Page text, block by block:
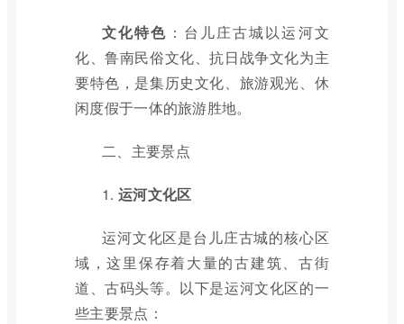
文化特色 ：台儿庄古城以运河文
化、鲁南民俗文化、抗日战争文化为主
要特色，是集历史文化、旅游观光、休
闲度假于一体的旅游胜地。
二、主要景点
1. 运河文化区
运河文化区是台儿庄古城的核心区
域，这里保存着大量的古建筑、古街
道、古码头等。以下是运河文化区的一
些主要景点：